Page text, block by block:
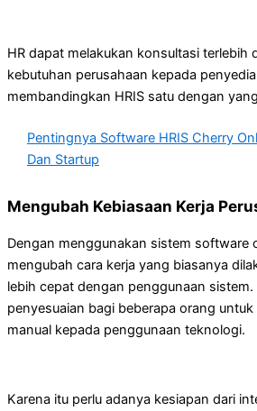
HR dapat melakukan konsultasi terlebih
kebutuhan perusahaan kepada
membandingkan HRIS satu dengan
Pentingnya Software HRIS Cherry
Dan Startup
Mengubah Kebiasaan Kerja
Dengan menggunakan sistem software
mengubah cara kerja yang biasanya
lebih cepat dengan penggunaan sistem.
penyesuaian bagi beberapa orang
manual kepada penggunaan teknologi.
Karena itu perlu adanya kesiapan dari